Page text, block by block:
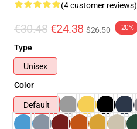
(4 customer reviews)
€30.48 €24.38 $26.50 -20%
Type
Unisex
Color
Default